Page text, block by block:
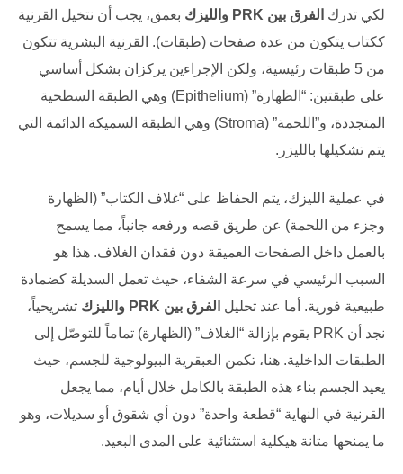
لكي تدرك الفرق بين PRK والليزك
بعمق، يجب أن نتخيل القرنية
ككتاب يتكون من عدة صفحات (طبقات). القرنية البشرية تتكون
من 5 طبقات رئيسية، ولكن الإجراءين يركزان بشكل أساسي
على طبقتين: “الظهارة” (Epithelium) وهي الطبقة السطحية
المتجددة، و”اللحمة” (Stroma) وهي الطبقة السميكة الدائمة التي
يتم تشكيلها بالليزر.
في عملية الليزك، يتم الحفاظ على “غلاف الكتاب” (الظهارة
وجزء من اللحمة) عن طريق قصه ورفعه جانباً، مما يسمح
بالعمل داخل الصفحات العميقة دون فقدان الغلاف. هذا هو
السبب الرئيسي في سرعة الشفاء، حيث تعمل السديلة كضمادة
طبيعية فورية. أما عند تحليل الفرق بين PRK والليزك
تشريحياً،
نجد أن PRK يقوم بإزالة “الغلاف” (الظهارة) تماماً للتوصّل إلى
الطبقات الداخلية. هنا، تكمن العبقرية البيولوجية للجسم، حيث
يعيد الجسم بناء هذه الطبقة بالكامل خلال أيام، مما يجعل
القرنية في النهاية “قطعة واحدة” دون أي شقوق أو سديلات، وهو
ما يمنحها متانة هيكلية استثنائية على المدى البعيد.